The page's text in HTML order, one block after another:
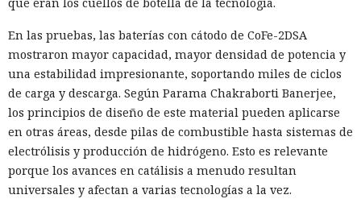
que eran los cuellos de botella de la tecnología.
En las pruebas, las baterías con cátodo de CoFe-2DSA
mostraron mayor capacidad, mayor densidad de potencia y
una estabilidad impresionante, soportando miles de ciclos
de carga y descarga. Según Parama Chakraborti Banerjee,
los principios de diseño de este material pueden aplicarse
en otras áreas, desde pilas de combustible hasta sistemas de
electrólisis y producción de hidrógeno. Esto es relevante
porque los avances en catálisis a menudo resultan
universales y afectan a varias tecnologías a la vez.